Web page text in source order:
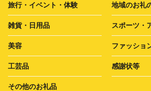
旅行・イベント・体験 地域のお礼
雑貨・日用品 スポーツ・
美容 ファッショ
工芸品 感謝状等
その他のお礼品